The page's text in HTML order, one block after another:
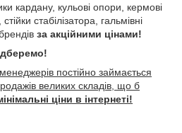
кардану, кульові опори, кермові
стабілізатора, гальмівні
за акційними цінами!
постійно займається
великих складів, що б
ціни в інтернеті!